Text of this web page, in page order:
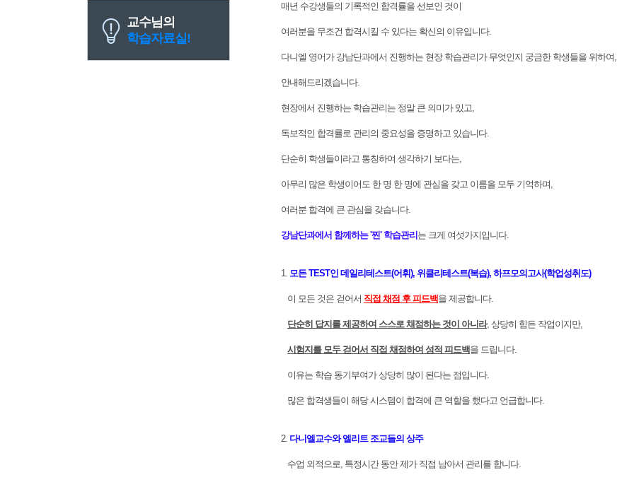
교수님의
학습자료실!
매년 수강생들의 기록적인 합격률을 선보인 것이
여러분을 무조건 합격시킬 수 있다는 확신의 이유입니다.
다니엘 영어가 강남단과에서 진행하는 현장 학습관리가 무엇인지 궁금한 학생들을 위하여,
안내해드리겠습니다.
현장에서 진행하는 학습관리는 정말 큰 의미가 있고,
독보적인 합격률로 관리의 중요성을 증명하고 있습니다.
단순히 학생들이라고 통칭하여 생각하기 보다는,
아무리 많은 학생이어도 한 명 한 명에 관심을 갖고 이름을 모두 기억하며,
여러분 합격에 큰 관심을 갖습니다.
강남단과에서 함께하는 '찐' 학습관리 는 크게 여섯가지입니다.
1. 모든 TEST인 데일리테스트(어휘), 위클리테스트(복습), 하프모의고사(학업성취도)
이 모든 것은 걷어서 직접 채점 후 피드백을 제공합니다.
단순히 답지를 제공하여 스스로 채점하는 것이 아니라, 상당히 힘든 작업이지만,
시험지를 모두 걷어서 직접 채점하여 성적 피드백을 드립니다.
이유는 학습 동기부여가 상당히 많이 된다는 점입니다.
많은 합격생들이 해당 시스템이 합격에 큰 역할을 했다고 언급합니다.
2. 다니엘교수와 엘리트 조교들의 상주
수업 외적으로, 특정시간 동안 제가 직접 남아서 관리를 합니다.